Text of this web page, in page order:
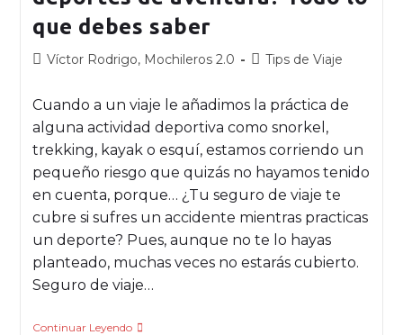
que debes saber
Víctor Rodrigo, Mochileros 2.0 Tips de Viaje
Cuando a un viaje le añadimos la práctica de
alguna actividad deportiva como snorkel,
trekking, kayak o esquí, estamos corriendo un
pequeño riesgo que quizás no hayamos tenido
en cuenta, porque… ¿Tu seguro de viaje te
cubre si sufres un accidente mientras practicas
un deporte? Pues, aunque no te lo hayas
planteado, muchas veces no estarás cubierto.
Seguro de viaje…
Continuar Leyendo